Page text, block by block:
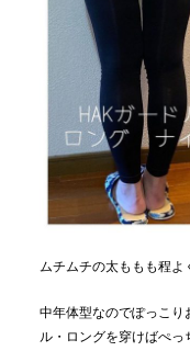
ムチムチの太ももも程よ
中年体型なのでぽっこり
ル・ロングを穿けばぺっ